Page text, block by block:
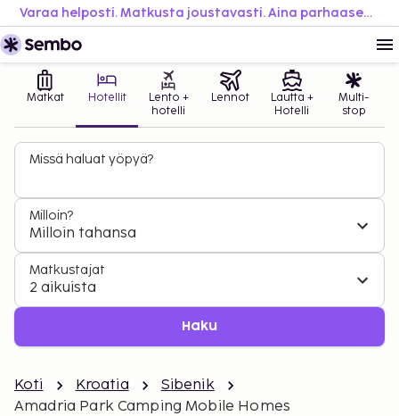
Varaa helposti. Matkusta joustavasti. Aina parhaaseen hintaan.
Matkat Hotellit
Lento +
hotelli
Lennot
Lautta +
Hotelli
Multi-
stop
Missä haluat yöpyä?
Milloin?
Milloin tahansa
Matkustajat
2 aikuista
Haku
Koti Kroatia
Sibenik
Amadria Park Camping Mobile Homes